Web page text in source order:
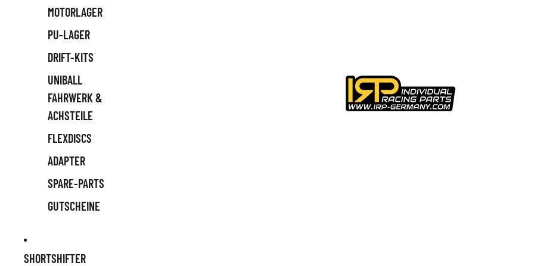
MOTORLAGER
PU-LAGER
DRIFT-KITS
UNIBALL
FAHRWERK &
ACHSTEILE
FLEXDISCS
ADAPTER
SPARE-PARTS
GUTSCHEINE
SHORTSHIFTER